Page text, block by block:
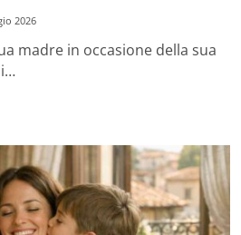
2026
madre in occasione della sua